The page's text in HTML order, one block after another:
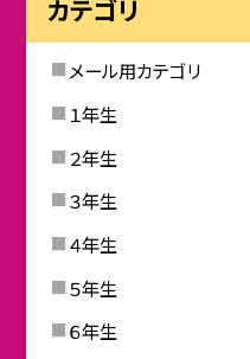
カテゴリ
メール用カテゴリ
１年生
２年生
３年生
４年生
５年生
６年生